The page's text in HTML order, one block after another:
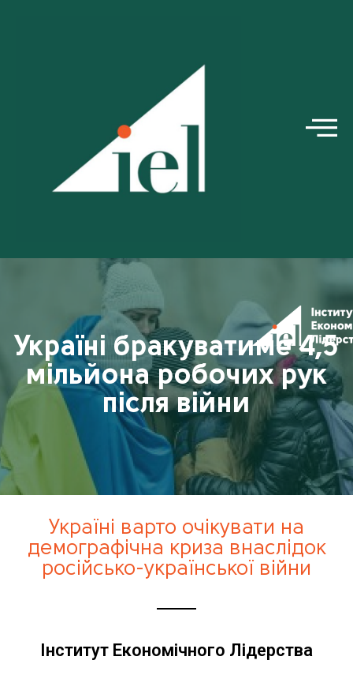
Україні бракуватиме 4,5
мільйона робочих рук
після війни
Україні варто очікувати на
демографічна криза внаслідок
російсько-української війни
Інститут Економічного Лідерства